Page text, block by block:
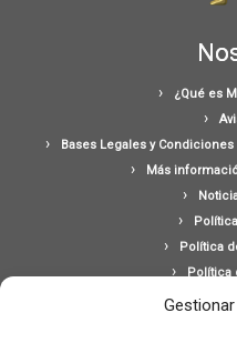
¿Qué es
Bases Legales y
Más
Política
Política
Ponte en